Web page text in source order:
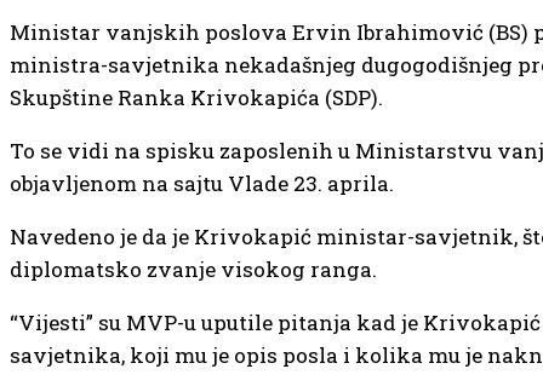
Ministar vanjskih poslova Ervin Ibrahimović (BS)
ministra-savjetnika nekadašnjeg dugogodišnjeg
Skupštine Ranka Krivokapića (SDP).
To se vidi na spisku zaposlenih u Ministarstvu
objavljenom na sajtu Vlade 23. aprila.
Navedeno je da je Krivokapić ministar-savjetnik,
diplomatsko zvanje visokog ranga.
“Vijesti” su MVP-u uputile pitanja kad je
savjetnika, koji mu je opis posla i kolika mu je